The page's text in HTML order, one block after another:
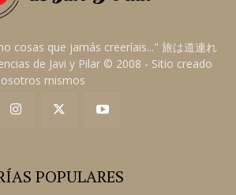
cosas que jamás creeríais..." 旅は道連れ
de Javi y Pilar © 2008 - Sitio creado
mismos
POPULARES